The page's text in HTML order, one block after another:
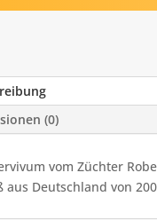
(0)
vom Züchter
aus Deutschland von